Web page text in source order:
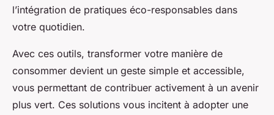
l’intégration de pratiques éco-responsables dans
votre quotidien.
Avec ces outils, transformer votre manière de
consommer devient un geste simple et accessible,
vous permettant de contribuer activement à un avenir
plus vert. Ces solutions vous incitent à adopter une